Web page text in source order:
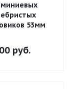
53мм
руб.